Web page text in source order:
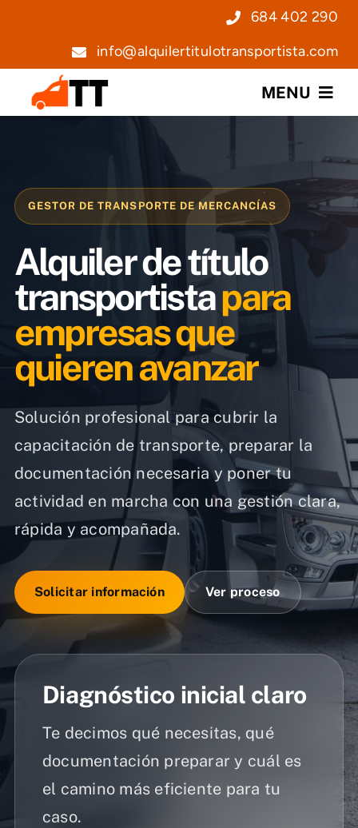
684 402 290
info@alquilertitulotransportista.com
MENU
Servicios
Noticias
Contacto
GESTOR DE TRANSPORTE DE MERCANCÍAS
Alquiler de título
transportistapara
empresas que
quieren avanzar
Solución profesional para cubrir la
capacitación de transporte, preparar la
documentación necesaria y poner tu
actividad en marcha con una gestión clara,
rápida y acompañada.
Solicitar información Ver proceso
Diagnóstico inicial claro
Te decimos qué necesitas, qué
documentación preparar y cuál es
el camino más eficiente para tu
caso.